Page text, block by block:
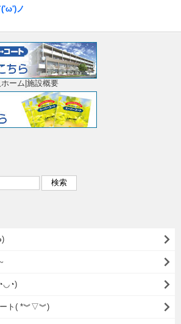
('ω')ノ
ーム|施設概要
)
ト( *︾▽︾)